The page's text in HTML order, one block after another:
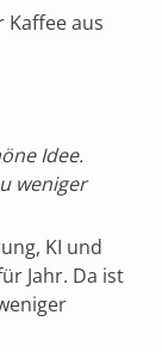
Kaffee aus
Idee.
weniger
KI und
Jahr. Da ist